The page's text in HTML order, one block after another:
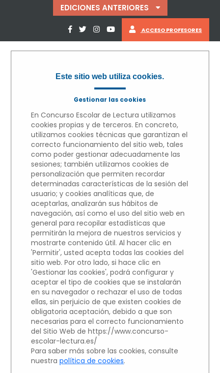
EDICIONES ANTERIORES
ACCESO PROFESORES
« VOLVER
MICRORRELATOS
Edición 2022/2023
Participantes del centros educativo
COLEGIO LAS TABLAS
VALVERDE
NIVEL 3: Alumnos de 1 y 2 de
BACHILLERATO
Haz clic sobre el nombre del
alumno para escuchar su
Microrrelato.
Este sitio web utiliza cookies.
Gestionar las cookies
En Concurso Escolar de Lectura utilizamos
cookies propias y de terceros. En concreto,
utilizamos cookies técnicas que garantizan el
correcto funcionamiento del sitio web, tales
como poder gestionar adecuadamente las
sesiones; también utilizamos cookies de
personalización que permiten recordar
determinadas características de la sesión del
usuario; y cookies analíticas que, de
aceptarlas, analizarán sus hábitos de
navegación, así como el uso del sitio web en
general para recopilar estadísticas que
permitirán la mejora de nuestros servicios y
mostrarte contenido útil. Al hacer clic en
'Permitir', usted acepta todas las cookies del
sitio web. Por otro lado, si hace clic en
'Gestionar las cookies', podrá configurar y
aceptar el tipo de cookies que se instalarán
en su navegador o rechazar el uso de todas
ellas, sin perjuicio de que existen cookies de
obligatoria aceptación, debido a que son
necesarias para el correcto funcionamiento
del Sitio Web de https://www.concurso-
escolar-lectura.es/
Para saber más sobre las cookies, consulte
nuestrapolítica de cookies.